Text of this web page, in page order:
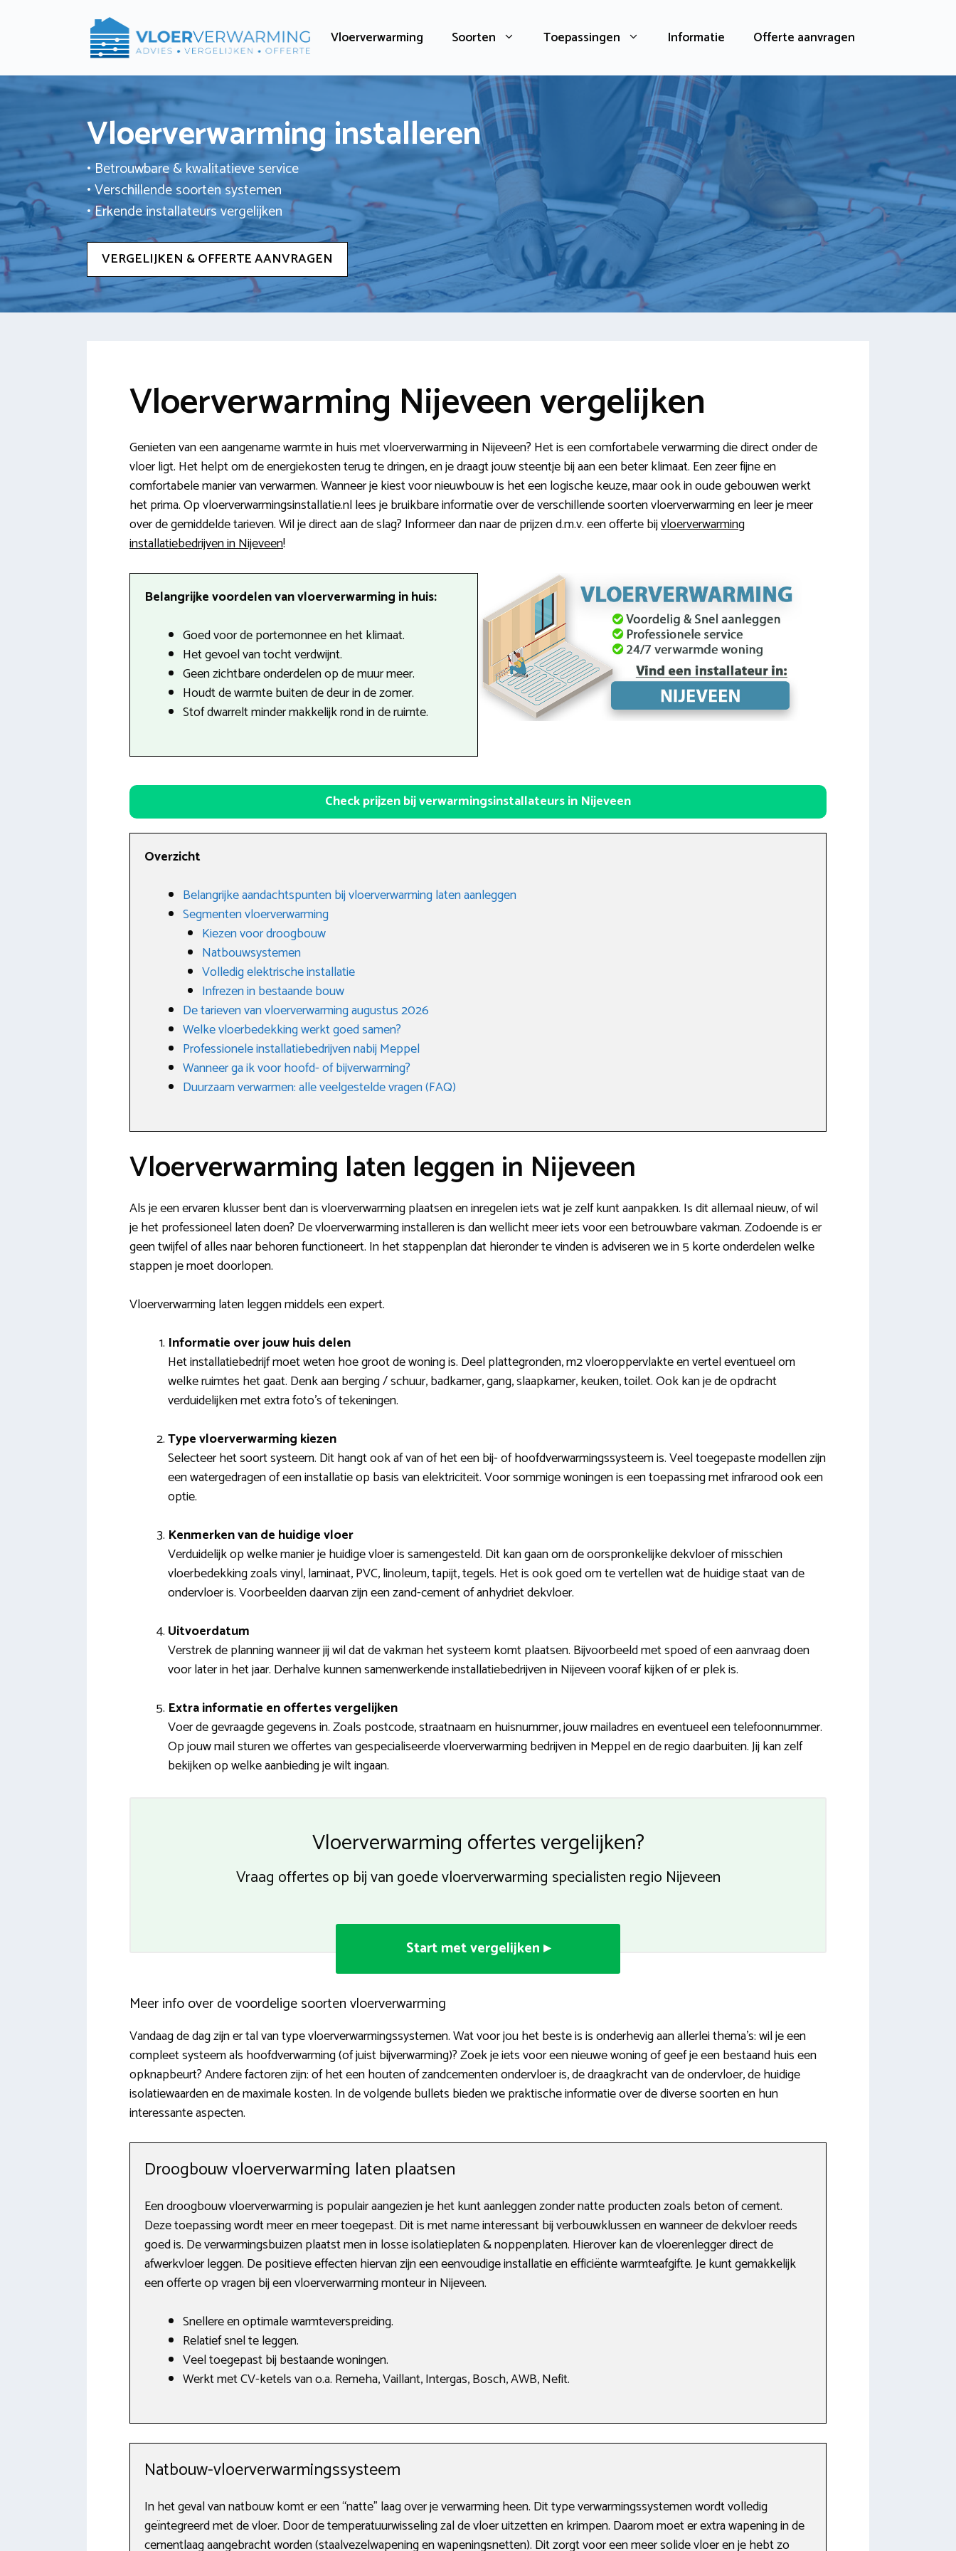
Vloerverwarming Soorten Toepassingen Informatie Offerte aanvragen
Vloerverwarming installeren
• Betrouwbare & kwalitatieve service
• Verschillende soorten systemen
• Erkende installateurs vergelijken
VERGELIJKEN & OFFERTE AANVRAGEN
Vloerverwarming Nijeveen vergelijken
Genieten van een aangename warmte in huis met vloerverwarming in Nijeveen? Het is een comfortabele verwarming die direct onder de
vloer ligt. Het helpt om de energiekosten terug te dringen, en je draagt jouw steentje bij aan een beter klimaat. Een zeer fijne en
comfortabele manier van verwarmen. Wanneer je kiest voor nieuwbouw is het een logische keuze, maar ook in oude gebouwen werkt
het prima. Op vloerverwarmingsinstallatie.nl lees je bruikbare informatie over de verschillende soorten vloerverwarming en leer je meer
over de gemiddelde tarieven. Wil je direct aan de slag? Informeer dan naar de prijzen d.m.v. een offerte bijvloerverwarming
installatiebedrijven in Nijeveen!
Belangrijke voordelen van vloerverwarming in huis:
Goed voor de portemonnee en het klimaat.
Het gevoel van tocht verdwijnt.
Geen zichtbare onderdelen op de muur meer.
Houdt de warmte buiten de deur in de zomer.
Stof dwarrelt minder makkelijk rond in de ruimte.
Check prijzen bij verwarmingsinstallateurs in Nijeveen
Overzicht
Belangrijke aandachtspunten bij vloerverwarming laten aanleggen
Segmenten vloerverwarming
Kiezen voor droogbouw
Natbouwsystemen
Volledig elektrische installatie
Infrezen in bestaande bouw
De tarieven van vloerverwarming augustus 2026
Welke vloerbedekking werkt goed samen?
Professionele installatiebedrijven nabij Meppel
Wanneer ga ik voor hoofd- of bijverwarming?
Duurzaam verwarmen: alle veelgestelde vragen (FAQ)
Vloerverwarming laten leggen in Nijeveen
Als je een ervaren klusser bent dan is vloerverwarming plaatsen en inregelen iets wat je zelf kunt aanpakken. Is dit allemaal nieuw, of wil
je het professioneel laten doen? De vloerverwarming installeren is dan wellicht meer iets voor een betrouwbare vakman. Zodoende is er
geen twijfel of alles naar behoren functioneert. In het stappenplan dat hieronder te vinden is adviseren we in 5 korte onderdelen welke
stappen je moet doorlopen.
Vloerverwarming laten leggen middels een expert.
Informatie over jouw huis delen
Het installatiebedrijf moet weten hoe groot de woning is. Deel plattegronden, m2 vloeroppervlakte en vertel eventueel om
welke ruimtes het gaat. Denk aan berging / schuur, badkamer, gang, slaapkamer, keuken, toilet. Ook kan je de opdracht
verduidelijken met extra foto’s of tekeningen.
Type vloerverwarming kiezen
Selecteer het soort systeem. Dit hangt ook af van of het een bij- of hoofdverwarmingssysteem is. Veel toegepaste modellen zijn
een watergedragen of een installatie op basis van elektriciteit. Voor sommige woningen is een toepassing met infrarood ook een
optie.
Kenmerken van de huidige vloer
Verduidelijk op welke manier je huidige vloer is samengesteld. Dit kan gaan om de oorspronkelijke dekvloer of misschien
vloerbedekking zoals vinyl, laminaat, PVC, linoleum, tapijt, tegels. Het is ook goed om te vertellen wat de huidige staat van de
ondervloer is. Voorbeelden daarvan zijn een zand-cement of anhydriet dekvloer.
Uitvoerdatum
Verstrek de planning wanneer jij wil dat de vakman het systeem komt plaatsen. Bijvoorbeeld met spoed of een aanvraag doen
voor later in het jaar. Derhalve kunnen samenwerkende installatiebedrijven in Nijeveen vooraf kijken of er plek is.
Extra informatie en offertes vergelijken
Voer de gevraagde gegevens in. Zoals postcode, straatnaam en huisnummer, jouw mailadres en eventueel een telefoonnummer.
Op jouw mail sturen we offertes van gespecialiseerde vloerverwarming bedrijven in Meppel en de regio daarbuiten. Jij kan zelf
bekijken op welke aanbieding je wilt ingaan.
Vloerverwarming offertes vergelijken?
Vraag offertes op bij van goede vloerverwarming specialisten regio Nijeveen
Start met vergelijken ▸
Meer info over de voordelige soorten vloerverwarming
Vandaag de dag zijn er tal van type vloerverwarmingssystemen. Wat voor jou het beste is is onderhevig aan allerlei thema’s: wil je een
compleet systeem als hoofdverwarming (of juist bijverwarming)? Zoek je iets voor een nieuwe woning of geef je een bestaand huis een
opknapbeurt? Andere factoren zijn: of het een houten of zandcementen ondervloer is, de draagkracht van de ondervloer, de huidige
isolatiewaarden en de maximale kosten. In de volgende bullets bieden we praktische informatie over de diverse soorten en hun
interessante aspecten.
Droogbouw vloerverwarming laten plaatsen
Een droogbouw vloerverwarming is populair aangezien je het kunt aanleggen zonder natte producten zoals beton of cement.
Deze toepassing wordt meer en meer toegepast. Dit is met name interessant bij verbouwklussen en wanneer de dekvloer reeds
goed is. De verwarmingsbuizen plaatst men in losse isolatieplaten & noppenplaten. Hierover kan de vloerenlegger direct de
afwerkvloer leggen. De positieve effecten hiervan zijn een eenvoudige installatie en efficiënte warmteafgifte. Je kunt gemakkelijk
een offerte op vragen bij een vloerverwarming monteur in Nijeveen.
Snellere en optimale warmteverspreiding.
Relatief snel te leggen.
Veel toegepast bij bestaande woningen.
Werkt met CV-ketels van o.a. Remeha, Vaillant, Intergas, Bosch, AWB, Nefit.
Natbouw-vloerverwarmingssysteem
In het geval van natbouw komt er een “natte” laag over je verwarming heen. Dit type verwarmingssystemen wordt volledig
geïntegreerd met de vloer. Door de temperatuurwisseling zal de vloer uitzetten en krimpen. Daarom moet er extra wapening in de
cementlaag aangebracht worden (staalvezelwapening en wapeningsnetten). Dit zorgt voor een meer solide vloer en je hebt zo